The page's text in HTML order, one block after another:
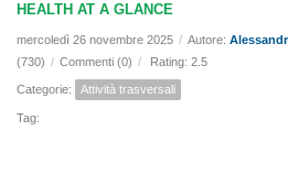
HEALTH AT A GLANCE
mercoledì 26 novembre 2025 / Autore:
(730) / Commenti (0) / Rating: 2.5
Categorie: Attività trasversali
Tag: